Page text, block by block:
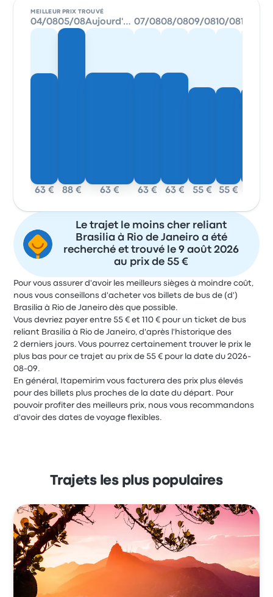
MEILLEUR PRIX TROUVÉ
04/08
63 €
05/08
88 €
Aujourd'hui
63 €
07/08
63 €
08/08
63 €
09/08
55 €
10/08
55 €
11/08
Le trajet le moins cher reliant
Brasilia à Rio de Janeiro a été
recherché et trouvé le 9 août 2026
au prix de 55 €
Pour vous assurer d'avoir les meilleurs sièges à moindre coût,
nous vous conseillons d'acheter vos billets de bus de (d')
Brasilia à Rio de Janeiro dès que possible.
Vous devriez payer entre 55 € et 110 € pour un ticket de bus
reliant Brasilia à Rio de Janeiro, d'après l'historique des
2 derniers jours. Vous pourrez certainement trouver le prix le
plus bas pour ce trajet au prix de 55 € pour la date du 2026-
08-09.
En général, Itapemirim vous facturera des prix plus élevés
pour des billets plus proches de la date du départ. Pour
pouvoir profiter des meilleurs prix, nous vous recommandons
d'avoir des dates de voyage flexibles.
Trajets les plus populaires